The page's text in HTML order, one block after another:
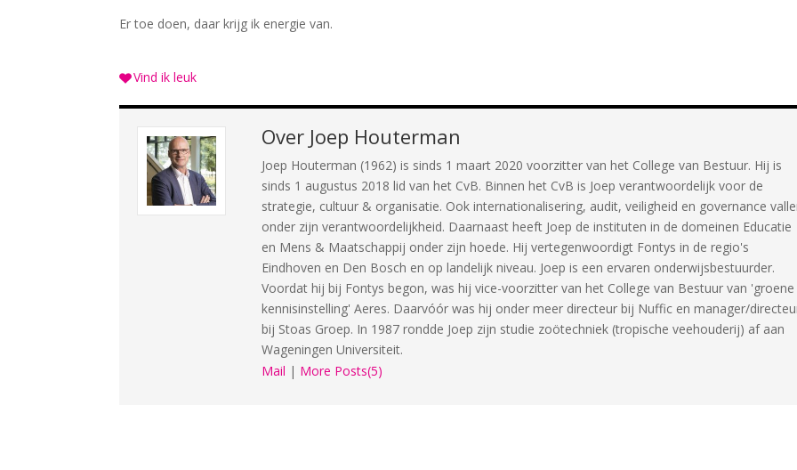
Er toe doen, daar krijg ik energie van.
Vind ik leuk
Over Joep Houterman
Joep Houterman (1962) is sinds 1 maart 2020 voorzitter van het College van Bestuur. Hij is
sinds 1 augustus 2018 lid van het CvB. Binnen het CvB is Joep verantwoordelijk voor de
strategie, cultuur & organisatie. Ook internationalisering, audit, veiligheid en governance
onder zijn verantwoordelijkheid. Daarnaast heeft Joep de instituten in de domeinen Educatie
en Mens & Maatschappij onder zijn hoede. Hij vertegenwoordigt Fontys in de regio's
Eindhoven en Den Bosch en op landelijk niveau. Joep is een ervaren onderwijsbestuurder.
Voordat hij bij Fontys begon, was hij vice-voorzitter van het College van Bestuur van 'groene
kennisinstelling' Aeres. Daarvóór was hij onder meer directeur bij Nuffic en manager/
bij Stoas Groep. In 1987 rondde Joep zijn studie zoötechniek (tropische veehouderij) af aan
Wageningen Universiteit.
Mail | More Posts(5)